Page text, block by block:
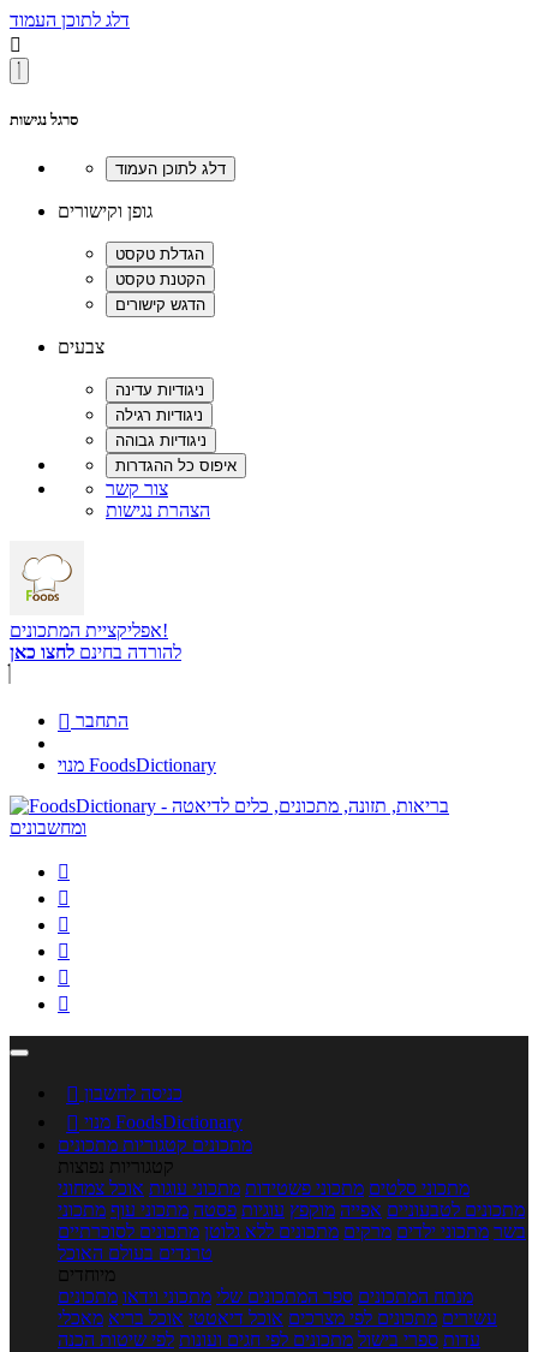
דלג לתוכן העמוד

סרגל נגישות
גופן וקישורים
צבעים
צור קשר
הצהרת נגישות
אפליקציית המתכונים!
להורדה בחינם לחצו כאן
 התחבר
מנוי FoodsDictionary






 כניסה לחשבון

מנוי FoodsDictionary
מתכונים קטגוריות מתכונים
קטגוריות נפוצות
מתכוני סלטים מתכוני פשטידות מתכוני עוגות אוכל צמחוני
מתכונים לטבעוניים אפייה מוקפץ עוגיות פסטה מתכוני עוף מתכוני
בשר מתכוני ילדים מרקים מתכונים ללא גלוטן מתכונים לסוכרתיים
טרנדים בעולם האוכל
מיוחדים
מנתח המתכונים ספר המתכונים שלי מתכוני וידאו מתכונים
עשירים מתכונים לפי מצרכים אוכל דיאטטי אוכל בריא מאכלי
עדות ספרי בישול מתכונים לפי חגים ועונות לפי שיטות הכנה